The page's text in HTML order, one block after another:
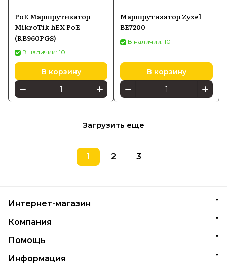
PoE Маршрутизатор
MikroTik hEX PoE
(RB960PGS)
В наличии: 10
В корзину
Маршрутизатор Zyxel
BE7200
В наличии: 10
В корзину
Загрузить еще
1 2 3
Интернет-магазин
Компания
Помощь
Информация